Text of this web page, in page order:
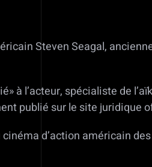
Steven Seagal,
à l’acteur, spécialiste de
publié sur le site juridique
d’action américain